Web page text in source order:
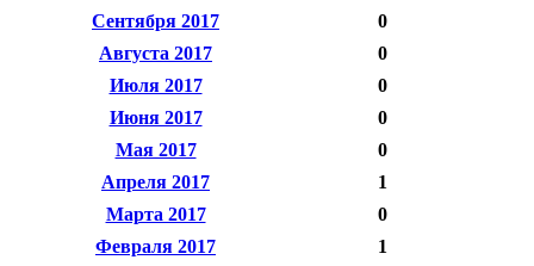
Сентября 2017
0
Августа 2017
0
Июля 2017
0
Июня 2017
0
Мая 2017
0
Апреля 2017
1
Марта 2017
0
Февраля 2017
1